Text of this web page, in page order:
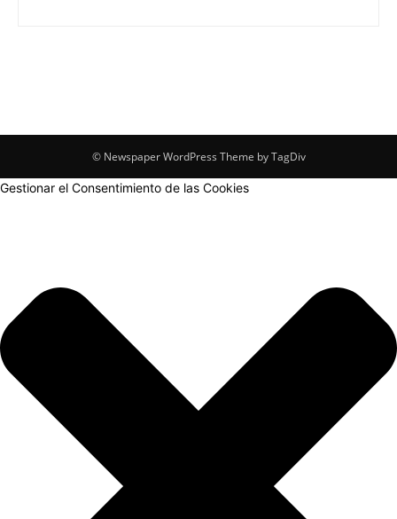
© Newspaper WordPress Theme by TagDiv
Gestionar el Consentimiento de las Cookies